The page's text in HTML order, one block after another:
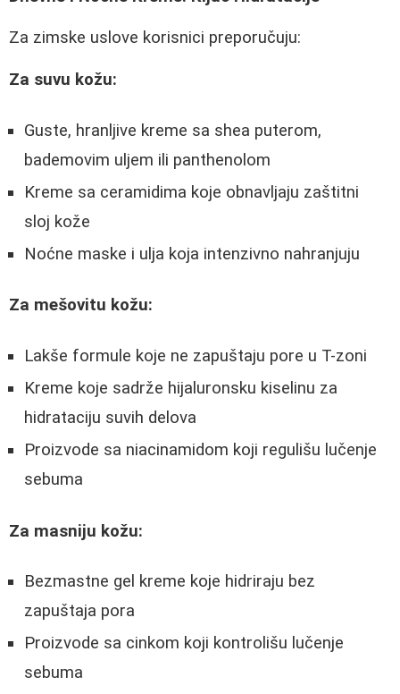
Za zimske uslove korisnici preporučuju:
Za suvu kožu:
Guste, hranljive kreme sa shea puterom,
bademovim uljem ili panthenolom
Kreme sa ceramidima koje obnavljaju zaštitni
sloj kože
Noćne maske i ulja koja intenzivno nahranjuju
Za mešovitu kožu:
Lakše formule koje ne zapuštaju pore u T-zoni
Kreme koje sadrže hijaluronsku kiselinu za
hidrataciju suvih delova
Proizvode sa niacinamidom koji regulišu lučenje
sebuma
Za masniju kožu:
Bezmastne gel kreme koje hidriraju bez
zapuštaja pora
Proizvode sa cinkom koji kontrolišu lučenje
sebuma